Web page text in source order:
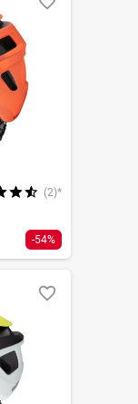
(2)*
-54%